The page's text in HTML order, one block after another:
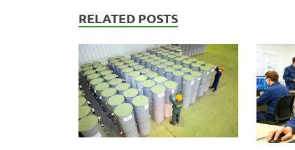
RELATED POSTS